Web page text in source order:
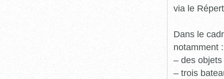
via le
Dans le
notamment :
– des
– trois